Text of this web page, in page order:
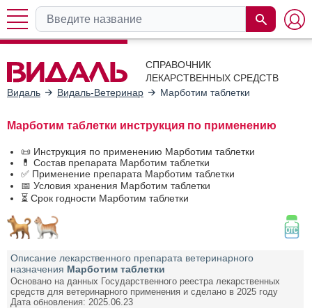
СПРАВОЧНИК
ЛЕКАРСТВЕННЫХ СРЕДСТВ
Видаль
Видаль-Ветеринар Марботим таблетки
Марботим таблетки инструкция по применению
📜 Инструкция по применению Марботим таблетки
💊 Состав препарата Марботим таблетки
✅ Применение препарата Марботим таблетки
📅 Условия хранения Марботим таблетки
⏳ Срок годности Марботим таблетки
Описание лекарственного препарата ветеринарного
назначения Марботим таблетки
Основано на данных Государственного реестра лекарственных
средств для ветеринарного применения и сделано в 2025 году
Дата обновления: 2025.06.23